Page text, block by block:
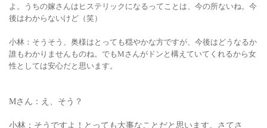
よ。うちの嫁さんはヒステリックになるってことは、今の所ないね。今
後はわからないけど（笑）
小林：そうそう、奥様はとっても穏やかな方ですが、今後はどうなるか
誰もわかりませんものね。でもMさんがドンと構えていてくれるから女
性としては安心だと思います。
Mさん：え、そう？
小林：そうですよ！とっても大事なことだと思います。さてさ